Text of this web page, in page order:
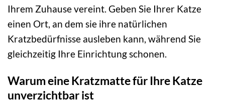
Ihrem Zuhause vereint. Geben Sie Ihrer Katze
einen Ort, an dem sie ihre natürlichen
Kratzbedürfnisse ausleben kann, während Sie
gleichzeitig Ihre Einrichtung schonen.
Warum eine Kratzmatte für Ihre Katze
unverzichtbar ist